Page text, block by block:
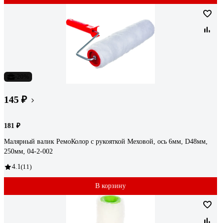
145 ₽
181 ₽
Малярный валик РемоКолор с рукояткой Меховой, ось 6мм, D48мм,
250мм, 04-2-002
4.1(11)
В корзину